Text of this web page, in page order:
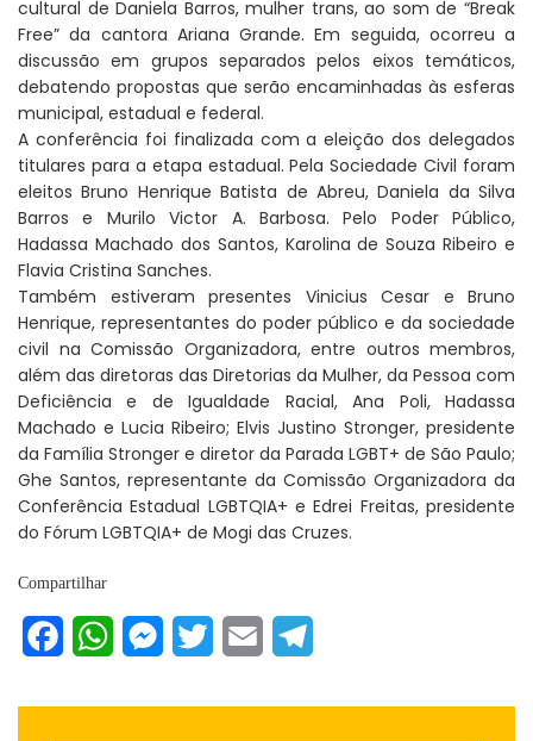
cultural de Daniela Barros, mulher trans, ao som de “Break
Free” da cantora Ariana Grande. Em seguida, ocorreu a
discussão em grupos separados pelos eixos temáticos,
debatendo propostas que serão encaminhadas às esferas
municipal, estadual e federal.
A conferência foi finalizada com a eleição dos delegados
titulares para a etapa estadual. Pela Sociedade Civil foram
eleitos Bruno Henrique Batista de Abreu, Daniela da Silva
Barros e Murilo Victor A. Barbosa. Pelo Poder Público,
Hadassa Machado dos Santos, Karolina de Souza Ribeiro e
Flavia Cristina Sanches.
Também estiveram presentes Vinicius Cesar e Bruno
Henrique, representantes do poder público e da sociedade
civil na Comissão Organizadora, entre outros membros,
além das diretoras das Diretorias da Mulher, da Pessoa com
Deficiência e de Igualdade Racial, Ana Poli, Hadassa
Machado e Lucia Ribeiro; Elvis Justino Stronger, presidente
da Família Stronger e diretor da Parada LGBT+ de São Paulo;
Ghe Santos, representante da Comissão Organizadora da
Conferência Estadual LGBTQIA+ e Edrei Freitas, presidente
do Fórum LGBTQIA+ de Mogi das Cruzes.
Compartilhar
FacebookWhatsAppMessenger
Twitter Email